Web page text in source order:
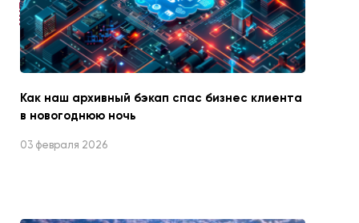
Как наш архивный бэкап спас бизнес клиента
в новогоднюю ночь
03 февраля 2026